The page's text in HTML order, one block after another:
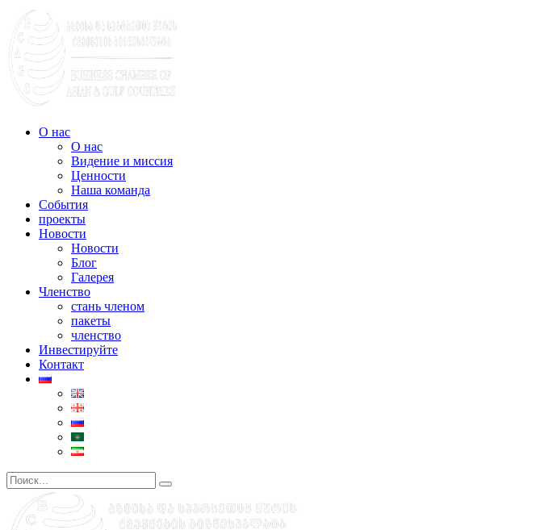
О нас
О нас
Видение и миссия
Ценности
Наша команда
События
проекты
Новости
Новости
Блог
Галерея
Членство
стань членом
пакеты
членство
Инвестируйте
Контакт